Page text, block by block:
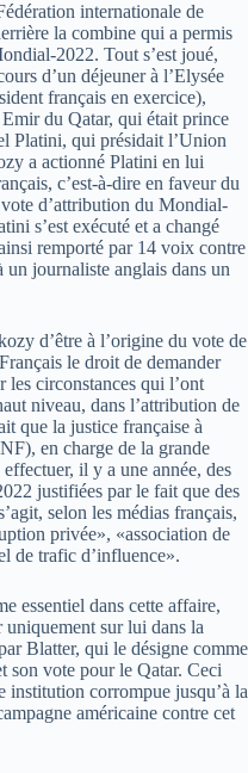
internationale de
la combine qui a permis
2022. Tout s’est joué,
d’un déjeuner à l’Elysée
français en exercice),
du Qatar, qui était prince
Platini, qui présidait l’Union
a actionné Platini en lui
c’est-à-dire en faveur du
d’attribution du Mondial-
s’est exécuté et a changé
remporté par 14 voix contre
un journaliste anglais dans un
d’être à l’origine du vote de
le droit de demander
les circonstances qui l’ont
niveau, dans l’attribution de
que la justice française à
en charge de la grande
il y a une année, des
justifiées par le fait que des
selon les médias français,
privée», «association de
de trafic d’influence».
essentiel dans cette affaire,
uniquement sur lui dans la
Blatter, qui le désigne comme
son vote pour le Qatar. Ceci
corrompue jusqu’à la
américaine contre cet